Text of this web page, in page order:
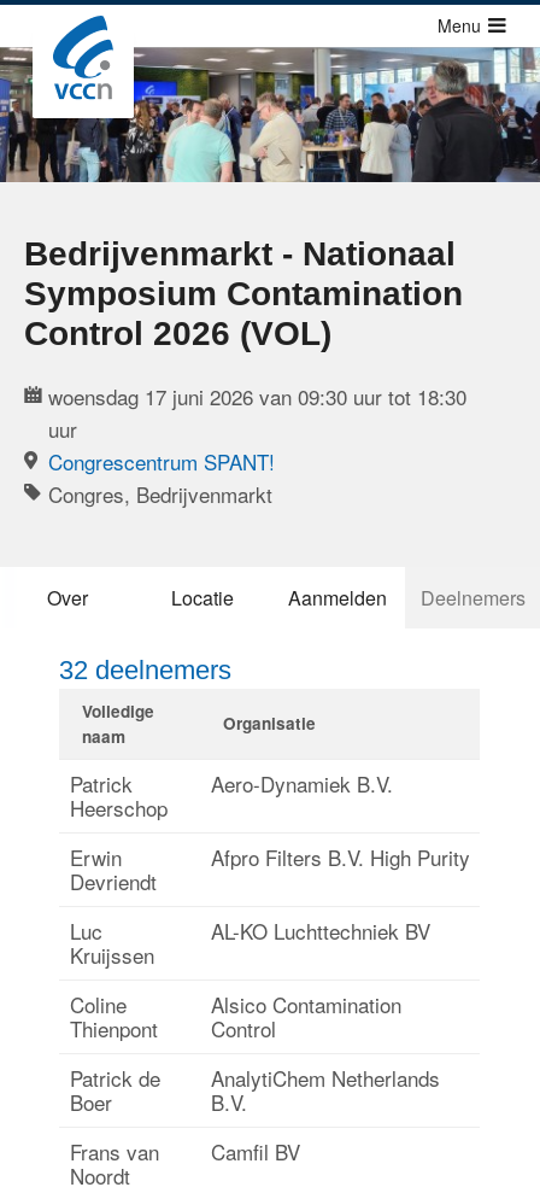
Sla
links
over
Jump
to
to
main
content
Menu
Bedrijvenmarkt - Nationaal
Symposium Contamination
Control 2026 (VOL)
woensdag 17 juni 2026 van 09:30 uur tot 18:30
uur
Congrescentrum SPANT!
Congres, Bedrijvenmarkt
Over Locatie Aanmelden Deelnemers
32 deelnemers
Volledige
naam
Organisatie
Patrick
Heerschop
Aero-Dynamiek B.V.
Erwin
Devriendt
Afpro Filters B.V. High Purity
Luc
Kruijssen
AL-KO Luchttechniek BV
Coline
Thienpont
Alsico Contamination
Control
Patrick de
Boer
AnalytiChem Netherlands
B.V.
Frans van
Noordt
Camfil BV
Cursussen
Congressen
Congressen
Publicaties
Inloggen